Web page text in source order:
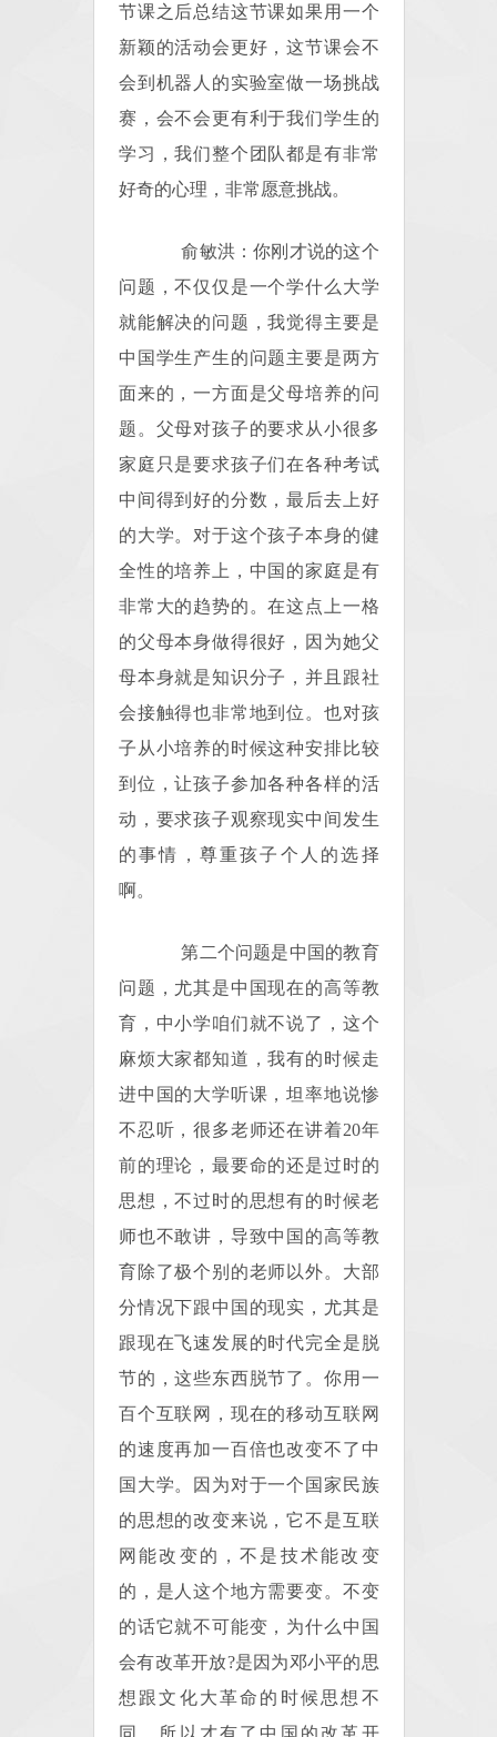
节课之后总结这节课如果用一个
新颖的活动会更好，这节课会不
会到机器人的实验室做一场挑战
赛，会不会更有利于我们学生的
学习，我们整个团队都是有非常
好奇的心理，非常愿意挑战。
俞敏洪：你刚才说的这个
问题，不仅仅是一个学什么大学
就能解决的问题，我觉得主要是
中国学生产生的问题主要是两方
面来的，一方面是父母培养的问
题。父母对孩子的要求从小很多
家庭只是要求孩子们在各种考试
中间得到好的分数，最后去上好
的大学。对于这个孩子本身的健
全性的培养上，中国的家庭是有
非常大的趋势的。在这点上一格
的父母本身做得很好，因为她父
母本身就是知识分子，并且跟社
会接触得也非常地到位。也对孩
子从小培养的时候这种安排比较
到位，让孩子参加各种各样的活
动，要求孩子观察现实中间发生
的事情，尊重孩子个人的选择
啊。
第二个问题是中国的教育
问题，尤其是中国现在的高等教
育，中小学咱们就不说了，这个
麻烦大家都知道，我有的时候走
进中国的大学听课，坦率地说惨
不忍听，很多老师还在讲着20年
前的理论，最要命的还是过时的
思想，不过时的思想有的时候老
师也不敢讲，导致中国的高等教
育除了极个别的老师以外。大部
分情况下跟中国的现实，尤其是
跟现在飞速发展的时代完全是脱
节的，这些东西脱节了。你用一
百个互联网，现在的移动互联网
的速度再加一百倍也改变不了中
国大学。因为对于一个国家民族
的思想的改变来说，它不是互联
网能改变的，不是技术能改变
的，是人这个地方需要变。不变
的话它就不可能变，为什么中国
会有改革开放?是因为邓小平的思
想跟文化大革命的时候思想不
同，所以才有了中国的改革开